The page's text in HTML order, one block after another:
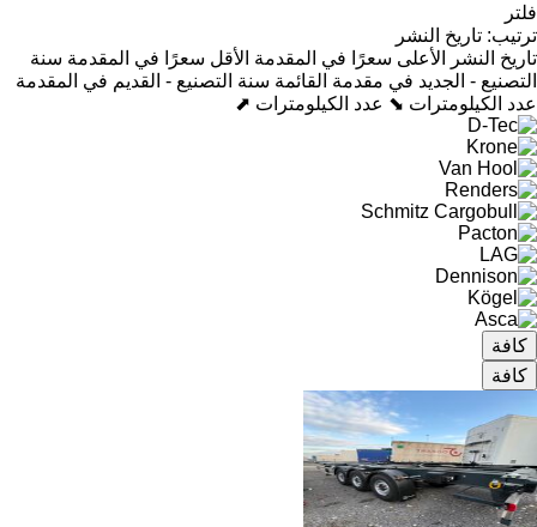
فلتر
ترتيب: تاريخ النشر
تاريخ النشر
الأعلى سعرًا في المقدمة الأقل سعرًا في المقدمة سنة
التصنيع - الجديد في مقدمة القائمة سنة التصنيع - القديم في المقدمة
عدد الكيلومترات ⬊ عدد الكيلومترات ⬈
كافة
كافة